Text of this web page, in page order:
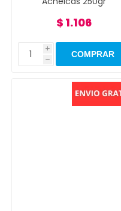
$ 1.106
i
h